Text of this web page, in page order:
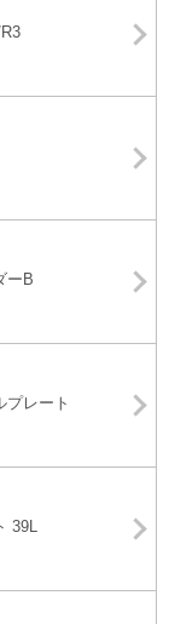
ーB
レート
39L